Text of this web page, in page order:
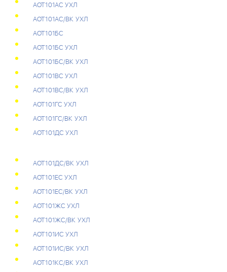
АОТ101АС УХЛ
АОТ101АС/ВК УХЛ
АОТ101БС
АОТ101БС УХЛ
АОТ101БС/ВК УХЛ
АОТ101ВС УХЛ
АОТ101ВС/ВК УХЛ
АОТ101ГС УХЛ
АОТ101ГС/ВК УХЛ
АОТ101ДС УХЛ
АОТ101ДС/ВК УХЛ
АОТ101ЕС УХЛ
АОТ101ЕС/ВК УХЛ
АОТ101ЖС УХЛ
АОТ101ЖС/ВК УХЛ
АОТ101ИС УХЛ
АОТ101ИС/ВК УХЛ
АОТ101КС/ВК УХЛ